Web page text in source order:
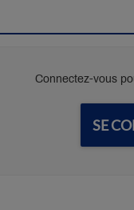
Connectez-vous
SE